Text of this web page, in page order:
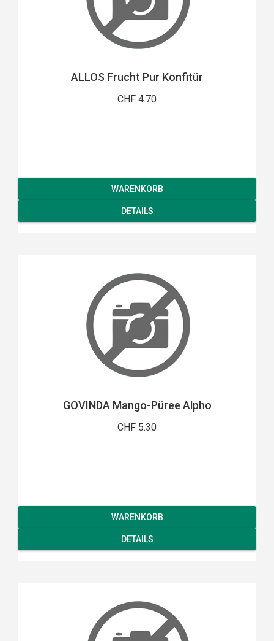
ALLOS Frucht Pur Konfitür
CHF 4.70
WARENKORB
DETAILS
GOVINDA Mango-Püree Alpho
CHF 5.30
WARENKORB
DETAILS